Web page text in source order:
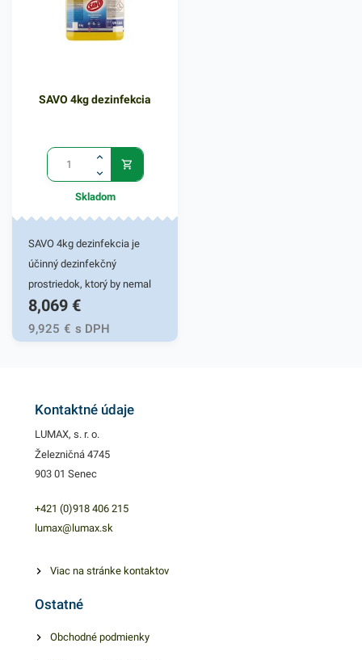
SAVO 4kg dezinfekcia
Skladom
SAVO 4kg dezinfekcia je
účinný dezinfekčný
prostriedok, ktorý by nemal
chýbať v žiadnej domácnosti.
Savo Original slúži na
jednoduché čistenie a
náradia. Dezinfekčný
všestranné využite -
rôzneho druhu, ktoré
znečisťujú povrchy vo vašej
studniach a bazénoch. Savo
ako aj v suchom prostredí a
8,069 €
9,925 € s DPH
Kontaktné údaje
LUMAX, s. r. o.
Železničná 4745
903 01 Senec
+421 (0)918 406 215
lumax@lumax.sk
Viac na stránke kontaktov
Ostatné
Obchodné podmienky